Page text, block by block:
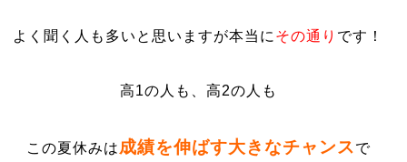
よく聞く人も多いと思いますが本当に その通り です！
高1の人も、高2の人も
この夏休みは成績を伸ばす大きなチャンス で